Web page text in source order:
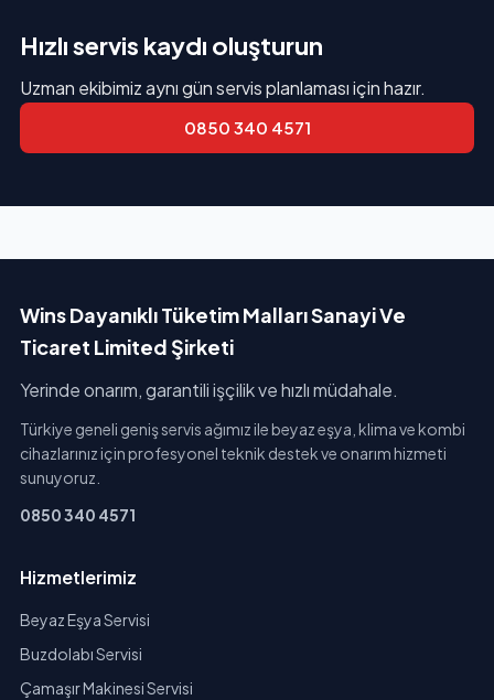
Hızlı servis kaydı oluşturun
Uzman ekibimiz aynı gün servis planlaması için hazır.
0850 340 4571
Wins Dayanıklı Tüketim Malları Sanayi Ve
Ticaret Limited Şirketi
Yerinde onarım, garantili işçilik ve hızlı müdahale.
Türkiye geneli geniş servis ağımız ile beyaz eşya, klima ve kombi
cihazlarınız için profesyonel teknik destek ve onarım hizmeti
sunuyoruz.
0850 340 4571
Hizmetlerimiz
Beyaz Eşya Servisi
Buzdolabı Servisi
Çamaşır Makinesi Servisi